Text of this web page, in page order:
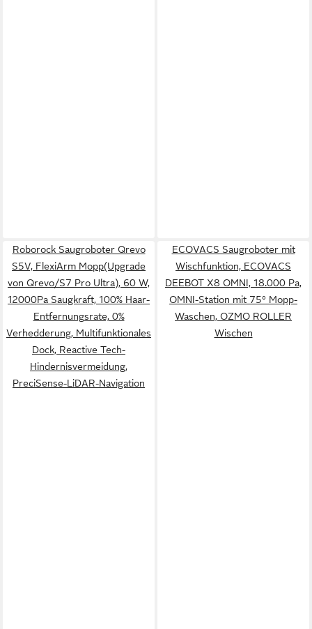
Roborock Saugroboter Qrevo
S5V, FlexiArm Mopp(Upgrade
von Qrevo/S7 Pro Ultra), 60 W,
12000Pa Saugkraft, 100% Haar-
Entfernungsrate, 0%
Verhedderung, Multifunktionales
Dock, Reactive Tech-
Hindernisvermeidung,
PreciSense-LiDAR-Navigation
ECOVACS Saugroboter mit
Wischfunktion, ECOVACS
DEEBOT X8 OMNI, 18.000 Pa,
OMNI-Station mit 75° Mopp-
Waschen, OZMO ROLLER
Wischen